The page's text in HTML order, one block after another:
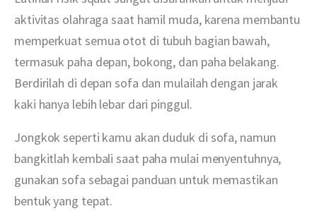
aktivitas olahraga saat hamil muda, karena membantu
memperkuat semua otot di tubuh bagian bawah,
termasuk paha depan, bokong, dan paha belakang.
Berdirilah di depan sofa dan mulailah dengan jarak
kaki hanya lebih lebar dari pinggul.
Jongkok seperti kamu akan duduk di sofa, namun
bangkitlah kembali saat paha mulai menyentuhnya,
gunakan sofa sebagai panduan untuk memastikan
bentuk yang tepat.